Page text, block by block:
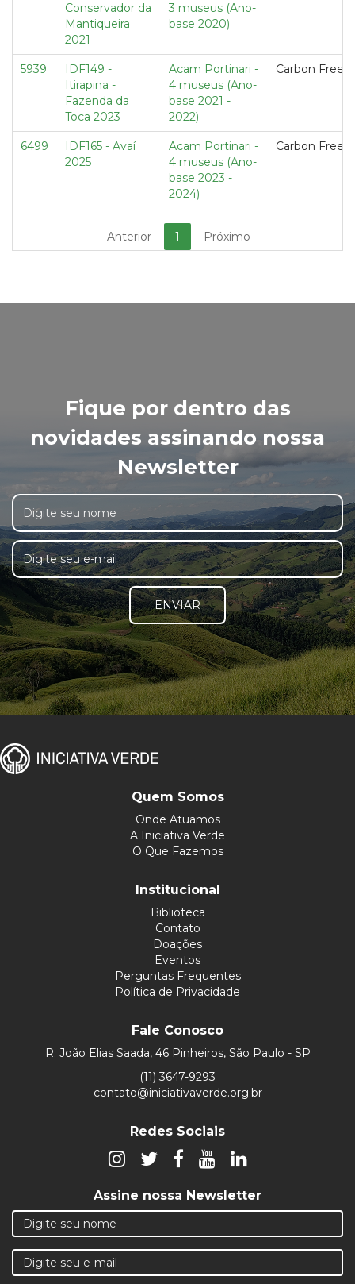
Conservador da
Mantiqueira
2021
3 museus (Ano-
base 2020)
5939
IDF149 -
Itirapina -
Fazenda da
Toca 2023
Acam Portinari -
4 museus (Ano-
base 2021 -
2022)
Carbon Free
6499
IDF165 - Avaí
2025
Acam Portinari -
4 museus (Ano-
base 2023 -
2024)
Carbon Free
Anterior 1 Próximo
Fique por dentro das
novidades assinando nossa
Newsletter
ENVIAR
Quem Somos
Onde Atuamos
A Iniciativa Verde
O Que Fazemos
Institucional
Biblioteca
Contato
Doações
Eventos
Perguntas Frequentes
Política de Privacidade
Fale Conosco
R. João Elias Saada, 46 Pinheiros, São Paulo - SP
(11) 3647-9293
contato@iniciativaverde.org.br
Redes Sociais
Assine nossa Newsletter